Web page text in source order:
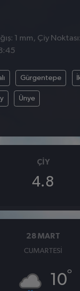
1 mm, Çiy
Gürgentepe
Ünye
ÇIY
4.8
28 MART
CUMARTESI
10°